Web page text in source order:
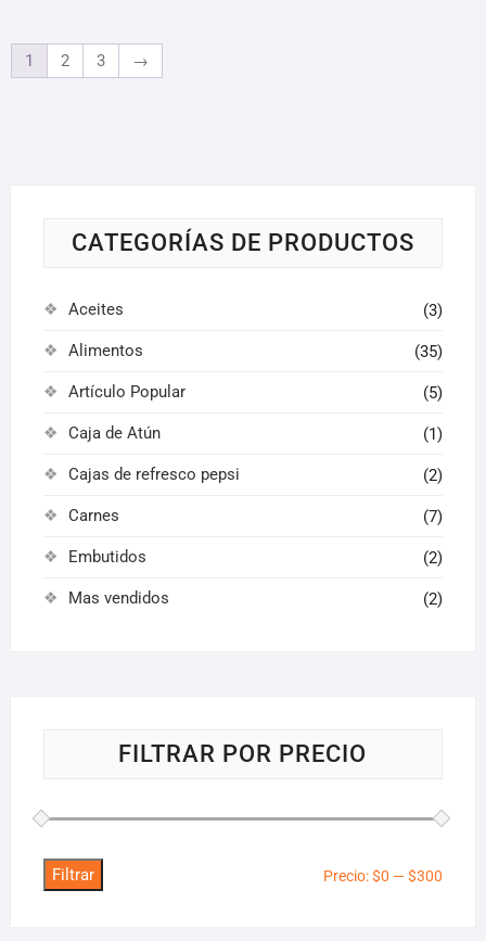
1 2 3 →
CATEGORÍAS DE PRODUCTOS
Aceites (3)
Alimentos (35)
Artículo Popular (5)
Caja de Atún (1)
Cajas de refresco pepsi (2)
Carnes (7)
Embutidos (2)
Mas vendidos (2)
FILTRAR POR PRECIO
Filtrar Precio:$0 —$300